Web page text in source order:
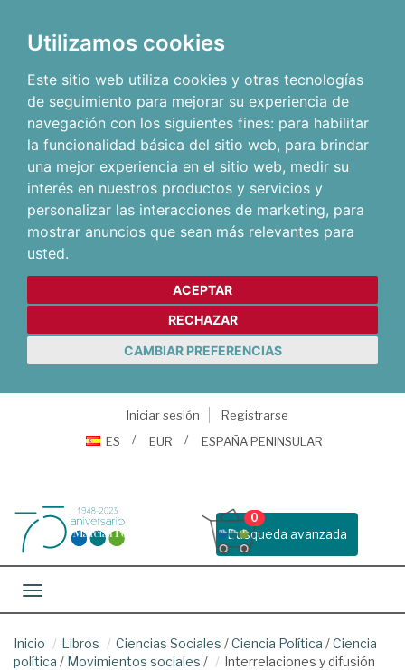
Utilizamos cookies
Este sitio web utiliza cookies y otras tecnologías
de seguimiento para mejorar su experiencia de
navegación con los siguientes fines: para habilitar
la funcionalidad básica del sitio web, para brindar
una mejor experiencia en el sitio web, medir su
interés en nuestros productos y servicios y
personalizar las interacciones de marketing, para
mostrar anuncios que sean más relevantes para
usted.
ACEPTAR
RECHAZAR
CAMBIAR PREFERENCIAS
Iniciar sesión
Registrarse
ES
EUR ESPAÑA PENINSULAR
Busqueda avanzada
0
Toggle navigation
Inicio Libros Ciencias Sociales /Ciencia Política /Ciencia
política / Movimientos sociales /
Interrelaciones y difusión